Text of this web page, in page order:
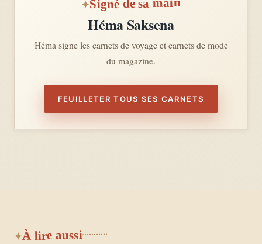
Signé de sa main
Héma Saksena
Héma signe les carnets de voyage et carnets de mode
du magazine.
FEUILLETER TOUS SES CARNETS
À lire aussi